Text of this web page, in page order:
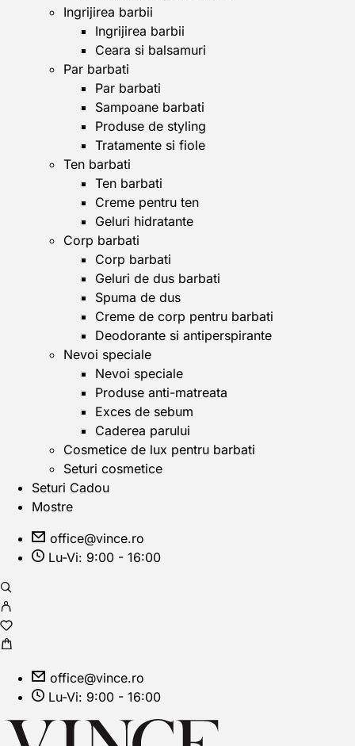
Ingrijirea barbii
Ingrijirea barbii
Ceara si balsamuri
Par barbati
Par barbati
Sampoane barbati
Produse de styling
Tratamente si fiole
Ten barbati
Ten barbati
Creme pentru ten
Geluri hidratante
Corp barbati
Corp barbati
Geluri de dus barbati
Spuma de dus
Creme de corp pentru barbati
Deodorante si antiperspirante
Nevoi speciale
Nevoi speciale
Produse anti-matreata
Exces de sebum
Caderea parului
Cosmetice de lux pentru barbati
Seturi cosmetice
Seturi Cadou
Mostre
office@vince.ro
Lu-Vi: 9:00 - 16:00
office@vince.ro
Lu-Vi: 9:00 - 16:00